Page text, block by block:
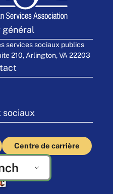
général
services sociaux publics
210, Arlington, VA 22203
sociaux
Centre de carrière
par Cornershop Creative